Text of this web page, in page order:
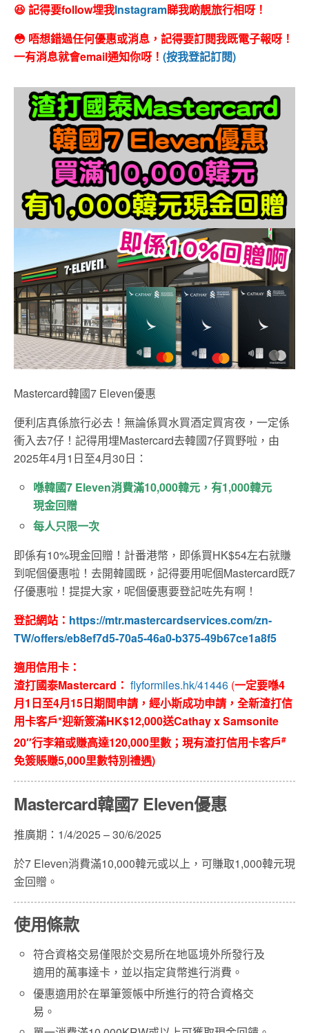
😆 記得要follow埋我Instagram睇我啲靚旅行相呀！
😳 唔想錯過任何優惠或消息，記得要訂閱我既電子報呀！
一有消息就會email通知你呀！ (按我登記訂閱)
Mastercard韓國7 Eleven優惠
便利店真係旅行必去！無論係買水買酒定買宵夜，一定係
衝入去7仔！記得用埋Mastercard去韓國7仔買野啦，由
2025年4月1日至4月30日：
喺韓國7 Eleven消費滿10,000韓元，有1,000韓元
現金回贈
每人只限一次
即係有10%現金回贈！計番港幣，即係買HK$54左右就賺
到呢個優惠啦！去開韓國既，記得要用呢個Mastercard既7
仔優惠啦！提提大家，呢個優惠要登記咗先有啊！
登記網站： https://mtr.mastercardservices.com/zn-
TW/offers/eb8ef7d5-70a5-46a0-b375-49b67ce1a8f5
適用信用卡：
渣打國泰Mastercard： flyformiles.hk/41446 (一定要喺4
月1日至4月15日期間申請，經小斯成功申請，全新渣打信
用卡客戶*迎新簽滿HK$12,000送Cathay x Samsonite
20″行李箱或賺高達120,000里數；現有渣打信用卡客戶#
免簽賬賺5,000里數特別禮遇)
Mastercard韓國7 Eleven優惠
推廣期：1/4/2025 – 30/6/2025
於7 Eleven消費滿10,000韓元或以上，可賺取1,000韓元現
金回贈。
使用條款
符合資格交易僅限於交易所在地區境外所發行及
適用的萬事達卡，並以指定貨幣進行消費。
優惠適用於在單筆簽帳中所進行的符合資格交
易。